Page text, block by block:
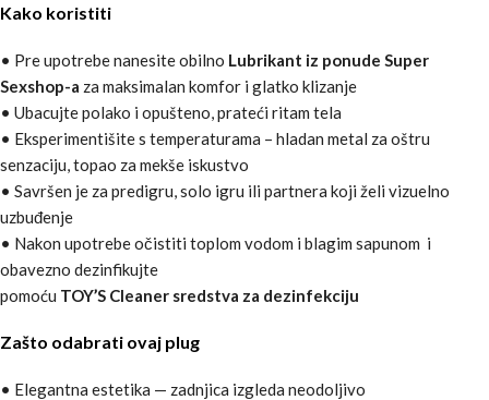
Kako koristiti
• Pre upotrebe nanesite obilno Lubrikant iz ponude Super
Sexshop-a za maksimalan komfor i glatko klizanje
• Ubacujte polako i opušteno, prateći ritam tela
• Eksperimentišite s temperaturama – hladan metal za oštru
senzaciju, topao za mekše iskustvo
• Savršen je za predigru, solo igru ili partnera koji želi vizuelno
uzbuđenje
• Nakon upotrebe očistiti toplom vodom i blagim sapunom i
obavezno dezinfikujte
pomoću TOY’S Cleaner sredstva za dezinfekciju
Zašto odabrati ovaj plug
• Elegantna estetika — zadnjica izgleda neodoljivo